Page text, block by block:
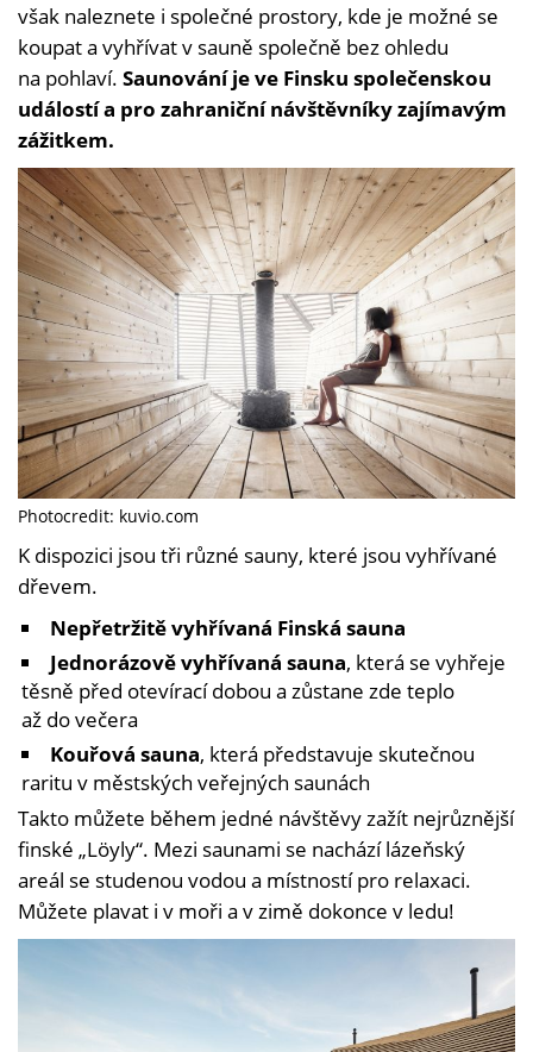
však naleznete i společné prostory, kde je možné se
koupat a vyhřívat v sauně společně bez ohledu
na pohlaví. Saunování je ve Finsku společenskou
událostí a pro zahraniční návštěvníky zajímavým
zážitkem.
Photocredit: kuvio.com
K dispozici jsou tři různé sauny, které jsou vyhřívané
dřevem.
Nepřetržitě vyhřívaná Finská sauna
Jednorázově vyhřívaná sauna, která se vyhřeje
těsně před otevírací dobou a zůstane zde teplo
až do večera
Kouřová sauna, která představuje skutečnou
raritu v městských veřejných saunách
Takto můžete během jedné návštěvy zažít nejrůznější
finské „Löyly“. Mezi saunami se nachází lázeňský
areál se studenou vodou a místností pro relaxaci.
Můžete plavat i v moři a v zimě dokonce v ledu!